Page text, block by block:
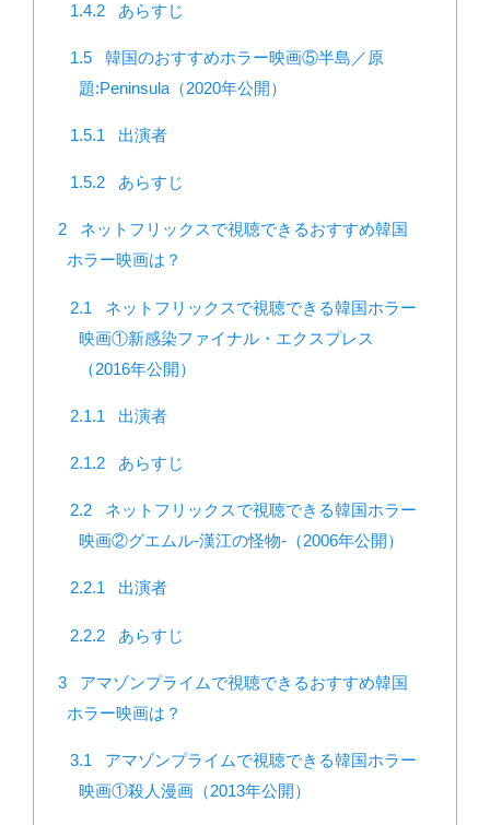
1.4.2 あらすじ
1.5
韓国のおすすめホラー映画⑤半島／原
題:Peninsula（2020年公開）
1.5.1 出演者
1.5.2 あらすじ
2
ネットフリックスで視聴できるおすすめ韓国
ホラー映画は？
2.1
ネットフリックスで視聴できる韓国ホラー
映画①新感染ファイナル・エクスプレス
（2016年公開）
2.1.1 出演者
2.1.2 あらすじ
2.2
ネットフリックスで視聴できる韓国ホラー
映画②グエムル-漢江の怪物-（2006年公開）
2.2.1 出演者
2.2.2 あらすじ
3
アマゾンプライムで視聴できるおすすめ韓国
ホラー映画は？
3.1
アマゾンプライムで視聴できる韓国ホラー
映画①殺人漫画（2013年公開）